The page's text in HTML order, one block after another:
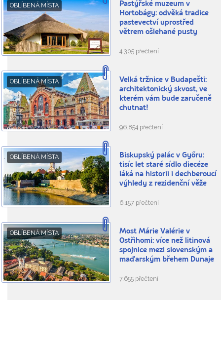
OBLÍBENÁ MÍSTA
Pastýřské muzeum v
Hortobágy: odvěká tradice
pastevectví uprostřed
větrem ošlehané pusty
4.305 přečtení
OBLÍBENÁ MÍSTA
Velká tržnice v Budapešti:
architektonický skvost, ve
kterém vám bude zaručeně
chutnat!
96.854 přečtení
OBLÍBENÁ MÍSTA
Biskupský palác v Győru:
tisíc let staré sídlo diecéze
láká na historii i dechberoucí
výhledy z rezidenční věže
6.157 přečtení
OBLÍBENÁ MÍSTA
Most Márie Valérie v
Ostřihomi: více než litinová
spojnice mezi slovenským a
maďarským břehem Dunaje
7.655 přečtení